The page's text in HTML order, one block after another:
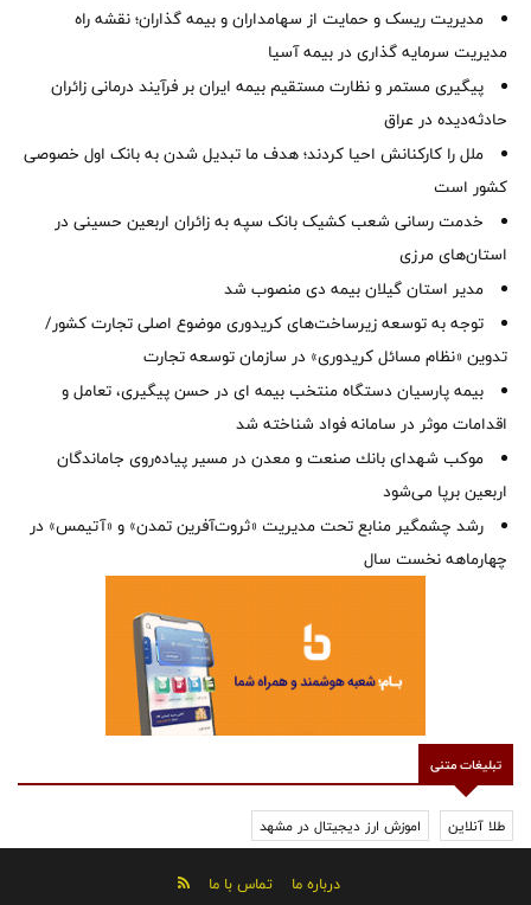
مدیریت ریسک و حمایت از سهامداران و بیمه گذاران؛ نقشه راه
مدیریت سرمایه گذاری در بیمه آسیا
پیگیری مستمر و نظارت مستقیم بیمه ایران بر فرآیند درمانی زائران
حادثه‌دیده در عراق
ملل را کارکنانش احیا کردند؛ هدف ما تبدیل شدن به بانک اول خصوصی
کشور است
خدمت رسانی شعب کشیک بانک سپه به زائران اربعین حسینی در
استان‌‌های مرزی
‌مدیر استان گیلان بیمه دی منصوب شد
توجه به توسعه زیرساخت‌های کریدوری موضوع اصلی تجارت کشور/
تدوین «نظام مسائل کریدوری» در سازمان توسعه تجارت
بیمه پارسیان دستگاه منتخب بیمه ای در حسن پیگیری، تعامل و
اقدامات موثر در سامانه فواد شناخته شد
موكب شهدای بانك صنعت و معدن در مسیر پیاده‌روی جاماندگان
اربعین برپا می‌شود
رشد چشمگیر منابع تحت مدیریت «ثروت‌آفرین تمدن» و «آتیمس» در
چهارماهه نخست سال
تبلیغات متنی
طلا آنلاین اموزش ارز دیجیتال در مشهد
درباره ما
تماس با ما